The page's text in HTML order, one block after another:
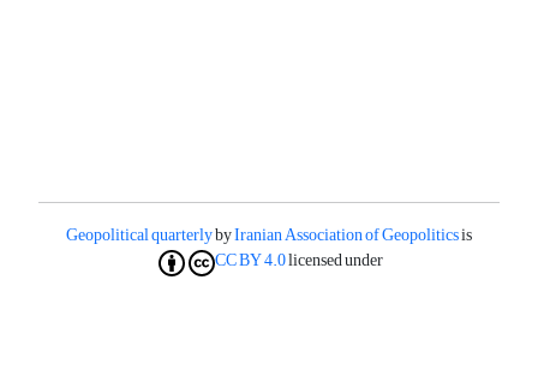
Geopolitical quarterlybyIranian Association of Geopoliticsis
licensed under
CC BY 4.0